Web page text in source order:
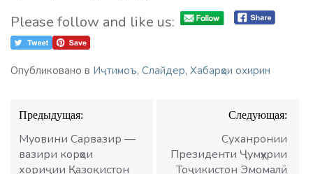
Please follow and like us:
Опубликовано в Иҷтимоъ, Слайдер, Хабарҳои охирин
Навигация
по
записям
Предыдущая:
Муовини Сарвазир —
вазири корҳои
хориҷии Қазоқистон
Следующая:
Суханронии
Президенти Ҷумҳурии
Тоҷикистон Эмомалӣ